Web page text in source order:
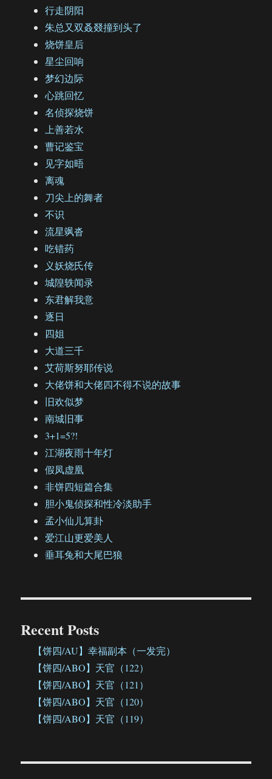
行走阴阳
朱总又双叒叕撞到头了
烧饼皇后
星尘回响
梦幻边际
心跳回忆
名侦探烧饼
上善若水
曹记鉴宝
见字如晤
离魂
刀尖上的舞者
不识
流星飒沓
吃错药
义妖烧氏传
城隍轶闻录
东君解我意
逐日
四姐
大道三千
艾荷斯努耶传说
大佬饼和大佬四不得不说的故事
旧欢似梦
南城旧事
3+1=5?!
江湖夜雨十年灯
假凤虚凰
非饼四短篇合集
胆小鬼侦探和性冷淡助手
孟小仙儿算卦
爱江山更爱美人
垂耳兔和大尾巴狼
Recent Posts
【饼四/AU】幸福副本（一发完）
【饼四/ABO】天官（122）
【饼四/ABO】天官（121）
【饼四/ABO】天官（120）
【饼四/ABO】天官（119）